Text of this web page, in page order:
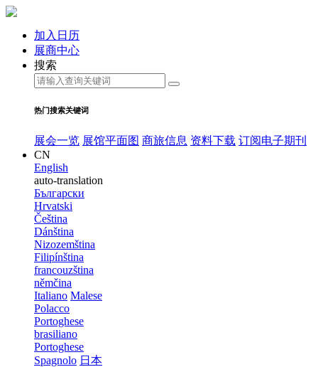
加入日历
展商中心
搜索
热门搜索关键词
展会一览 展馆平面图 商旅信息 资料下载 订阅电子期刊
CN
English
auto-translation
Български
Hrvatski
Čeština
Dánština
Nizozemština
Filipínština
francouzština
němčina
Italiano Malese
Polacco
Portoghese
brasiliano
Portoghese
Spagnolo 日本